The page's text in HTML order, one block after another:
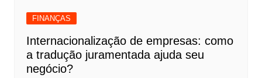
FINANÇAS
Internacionalização de empresas: como
a tradução juramentada ajuda seu
negócio?